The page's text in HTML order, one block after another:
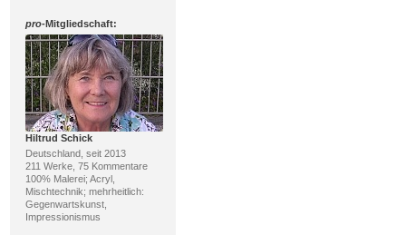
pro-Mitgliedschaft:
Hiltrud Schick
Deutschland, seit 2013
211 Werke, 75 Kommentare
100% Malerei; Acryl,
Mischtechnik; mehrheitlich:
Gegenwartskunst,
Impressionismus